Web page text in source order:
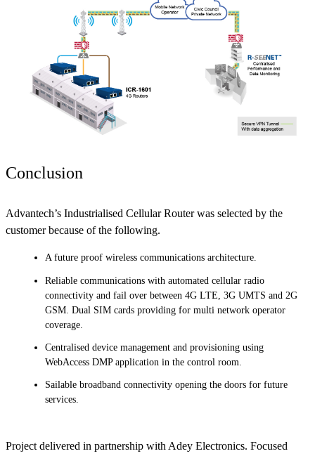
Conclusion
Advantech’s Industrialised Cellular Router was selected by the
customer because of the following.
A future proof wireless communications architecture.
Reliable communications with automated cellular radio
connectivity and fail over between 4G LTE, 3G UMTS and 2G
GSM. Dual SIM cards providing for multi network operator
coverage.
Centralised device management and provisioning using
WebAccess DMP application in the control room.
Sailable broadband connectivity opening the doors for future
services.
Project delivered in partnership with Adey Electronics. Focused